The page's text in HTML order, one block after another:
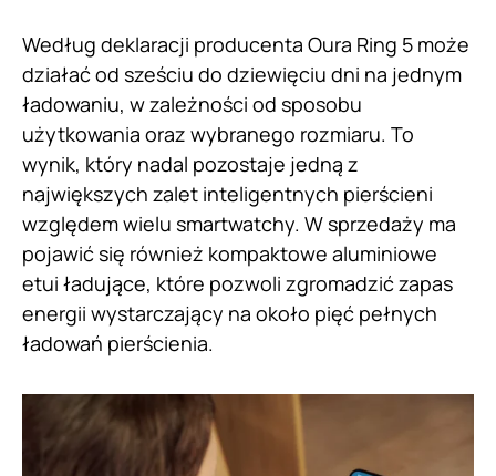
Według deklaracji producenta Oura Ring 5 może
działać od sześciu do dziewięciu dni na jednym
ładowaniu, w zależności od sposobu
użytkowania oraz wybranego rozmiaru. To
wynik, który nadal pozostaje jedną z
największych zalet inteligentnych pierścieni
względem wielu smartwatchy. W sprzedaży ma
pojawić się również kompaktowe aluminiowe
etui ładujące, które pozwoli zgromadzić zapas
energii wystarczający na około pięć pełnych
ładowań pierścienia.